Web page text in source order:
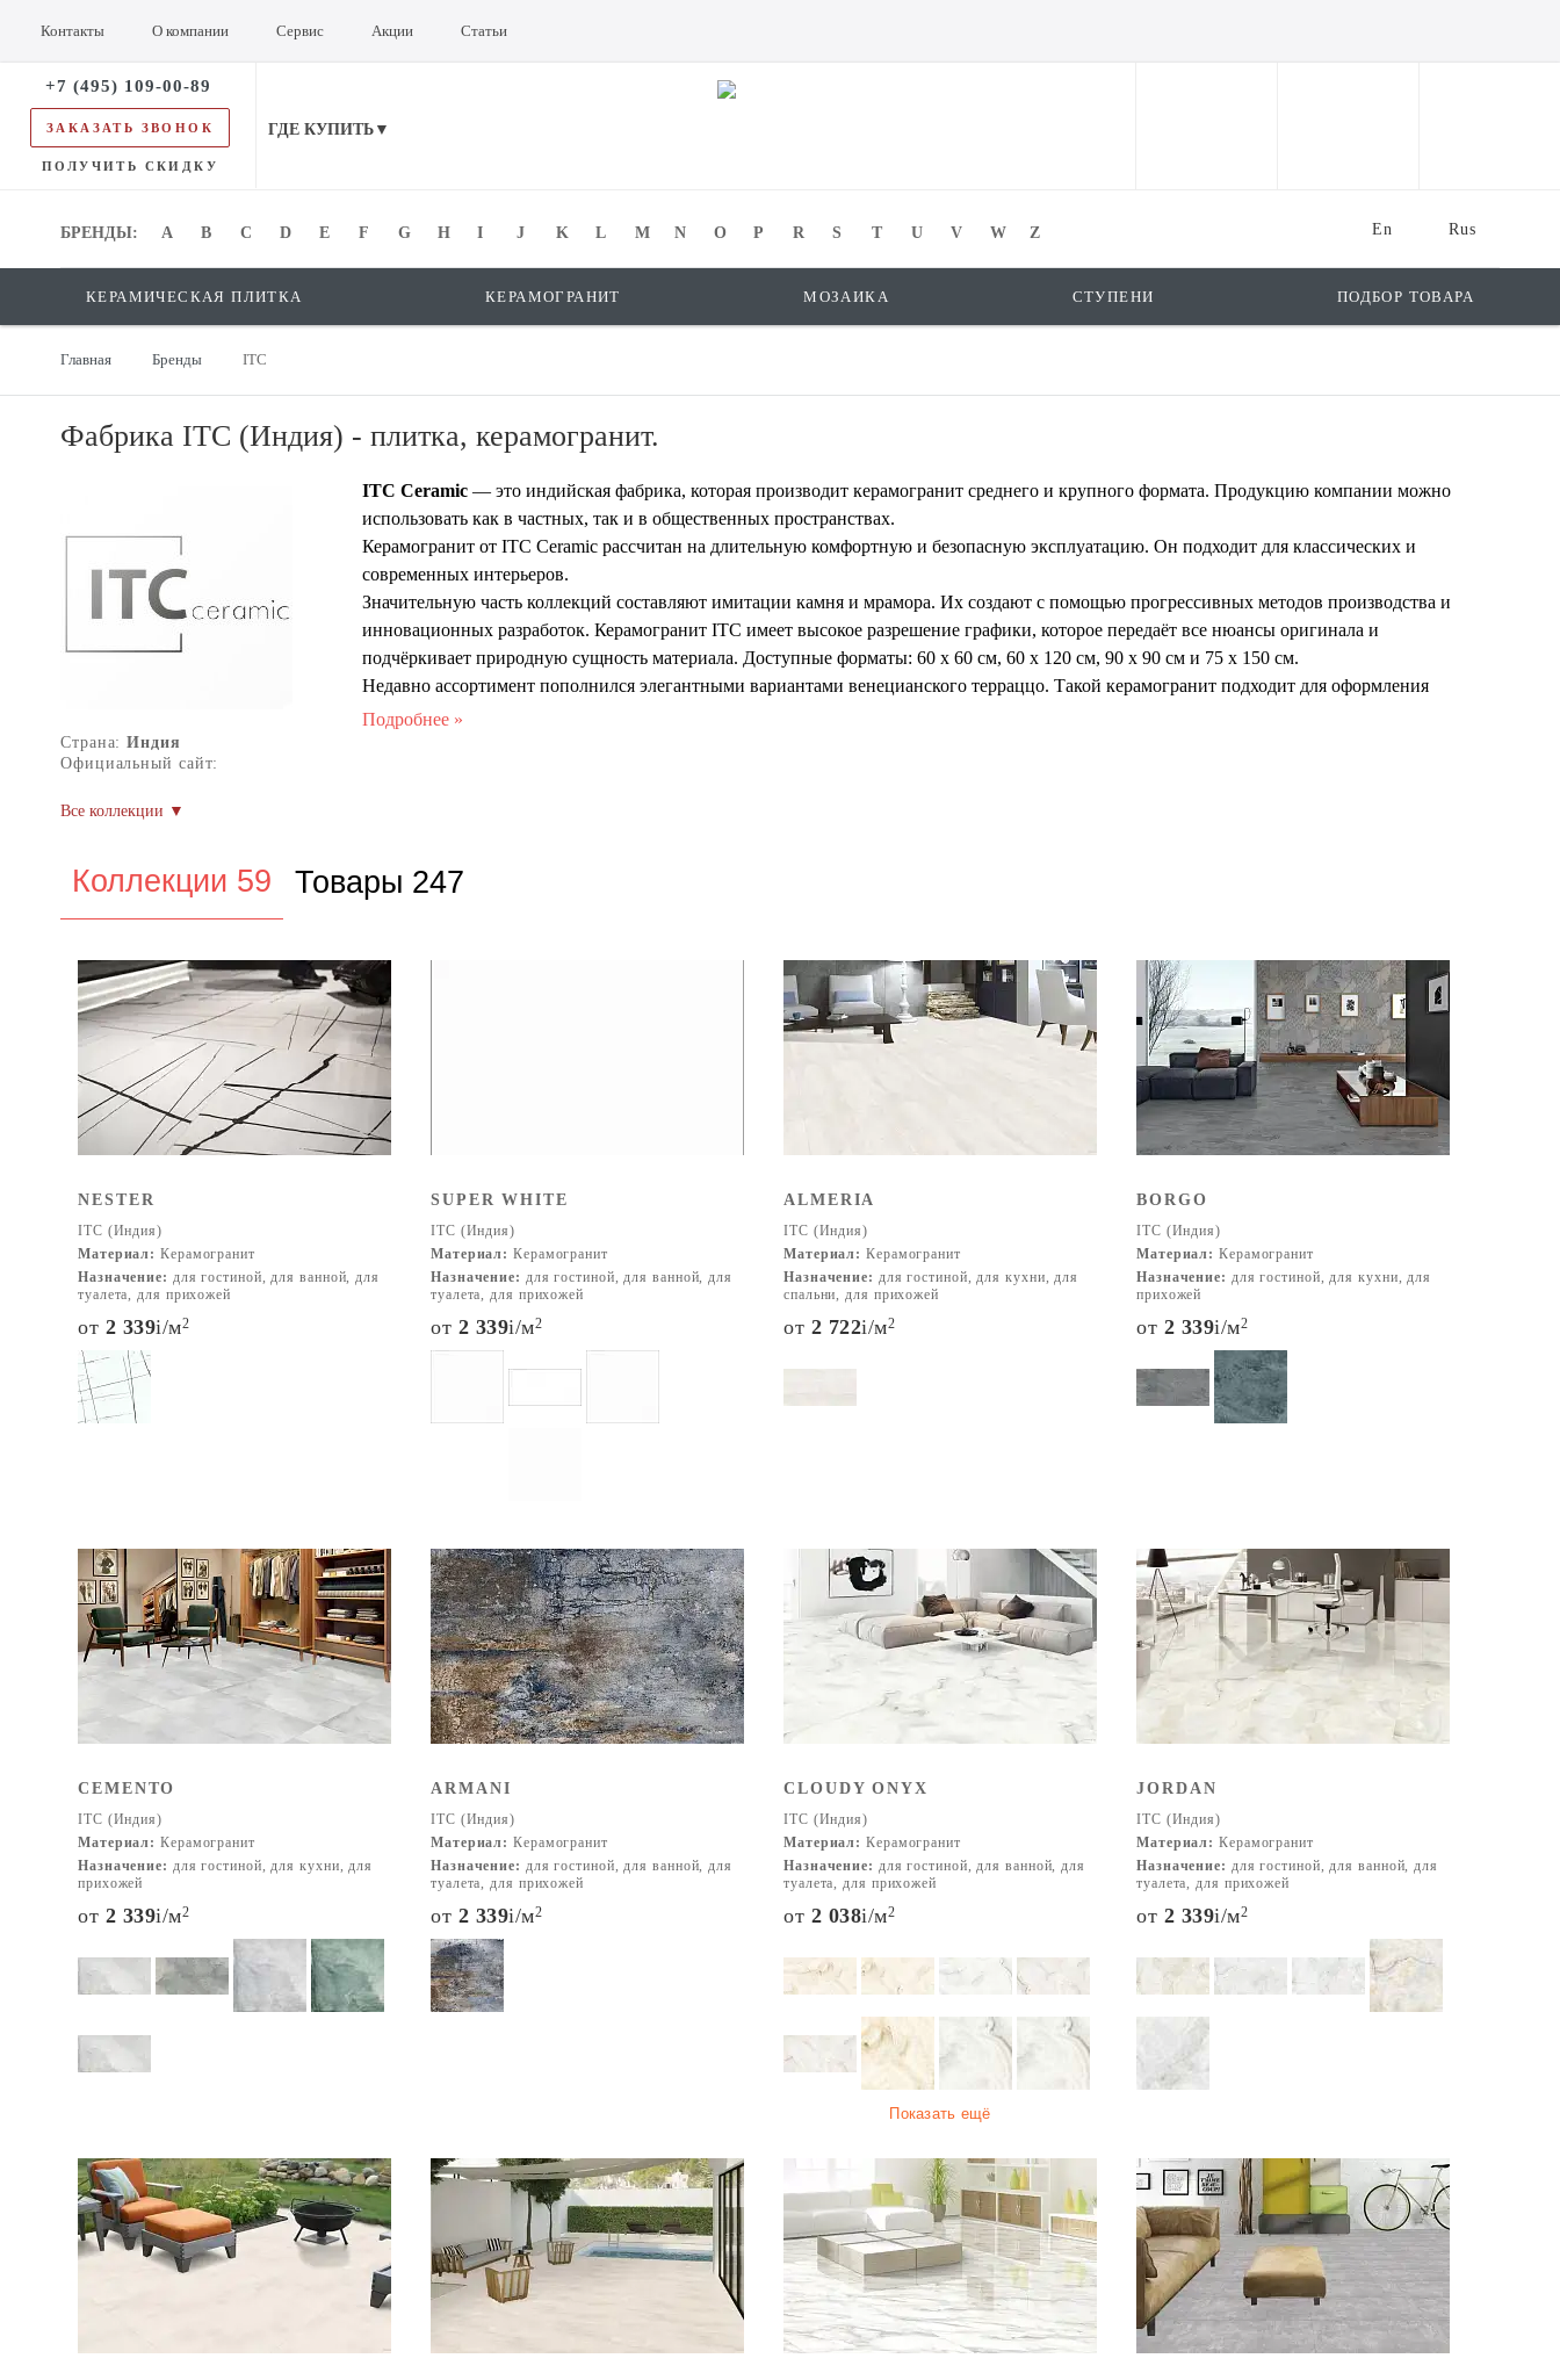
Контакты О компании Сервис Акции Статьи
+7 (495) 109-00-89
ЗАКАЗАТЬ ЗВОНОК
ПОЛУЧИТЬ СКИДКУ
ГДЕ КУПИТЬ▼
Rus
En
БРЕНДЫ: A B C D E F G H I J K L M N O P R S T U V W Z
БРЕНДЫ:
КЕРАМИЧЕСКАЯ ПЛИТКА КЕРАМОГРАНИТ МОЗАИКА СТУПЕНИ ПОДБОР ТОВАРА
Главная Бренды ITC
Фабрика ITC (Индия) - плитка, керамогранит.
Страна:Индия
Официальный сайт:
ITC Ceramic — это индийская фабрика, которая производит керамогранит среднего и крупного формата. Продукцию компании можно
использовать как в частных, так и в общественных пространствах.
Керамогранит от ITC Ceramic рассчитан на длительную комфортную и безопасную эксплуатацию. Он подходит для классических и
современных интерьеров.
Значительную часть коллекций составляют имитации камня и мрамора. Их создают с помощью прогрессивных методов производства и
инновационных разработок. Керамогранит ITC имеет высокое разрешение графики, которое передаёт все нюансы оригинала и
подчёркивает природную сущность материала. Доступные форматы: 60 х 60 см, 60 х 120 см, 90 х 90 см и 75 х 150 см.
Недавно ассортимент пополнился элегантными вариантами венецианского терраццо. Такой керамогранит подходит для оформления
ванных комнат, кухонь, гостиных и спален.
Коллекции 59 Товары 247
NESTER
ITC (Индия)
Материал: Керамогранит
Назначение: для гостиной, для ванной, для
туалета, для прихожей
от 2 339i/м2
SUPER WHITE
ITC (Индия)
Материал: Керамогранит
Назначение: для гостиной, для ванной, для
туалета, для прихожей
от 2 339i/м2
ALMERIA
ITC (Индия)
Материал: Керамогранит
Назначение: для гостиной, для кухни, для
спальни, для прихожей
от 2 722i/м2
BORGO
ITC (Индия)
Материал: Керамогранит
Назначение: для гостиной, для кухни, для
прихожей
от 2 339i/м2
CEMENTO
ITC (Индия)
Материал: Керамогранит
Назначение: для гостиной, для кухни, для
прихожей
от 2 339i/м2
ARMANI
ITC (Индия)
Материал: Керамогранит
Назначение: для гостиной, для ванной, для
туалета, для прихожей
от 2 339i/м2
CLOUDY ONYX
ITC (Индия)
Материал: Керамогранит
Назначение: для гостиной, для ванной, для
туалета, для прихожей
от 2 038i/м2
Показать ещё
JORDAN
ITC (Индия)
Материал: Керамогранит
Назначение: для гостиной, для ванной, для
туалета, для прихожей
от 2 339i/м2